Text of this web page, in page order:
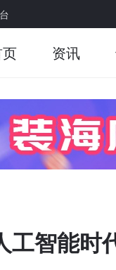
资讯
工智能时